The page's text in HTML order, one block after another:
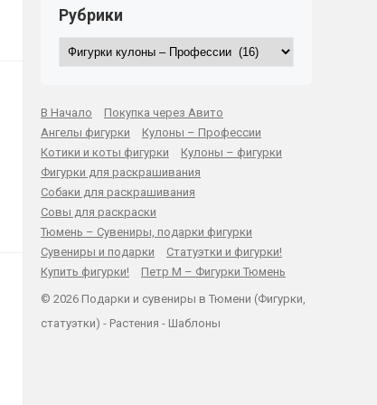
Рубрики
Рубрики
В Начало
Покупка через Авито
Ангелы фигурки
Кулоны – Профессии
Котики и коты фигурки
Кулоны – фигурки
Фигурки для раскрашивания
Собаки для раскрашивания
Совы для раскраски
Тюмень – Сувениры, подарки фигурки
Сувениры и подарки
Статуэтки и фигурки!
Купить фигурки!
Петр М – Фигурки Тюмень
© 2026 Подарки и сувениры в Тюмени (Фигурки,
статуэтки) - Растения - Шаблоны